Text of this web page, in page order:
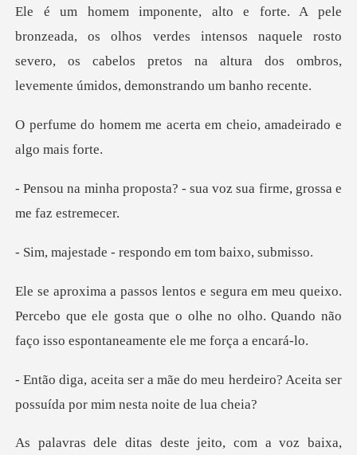
os verdes intensos naquele rosto
severo, os cabelos pretos na al
certa em cheio, amadeir
a? - sua voz sua firme, g
- respondo em tom
o.
Percebo que ele gosta que o olhe no olho. Quando n
meu herdeiro? Aceita ser
possuíd
to, com a voz baixa,